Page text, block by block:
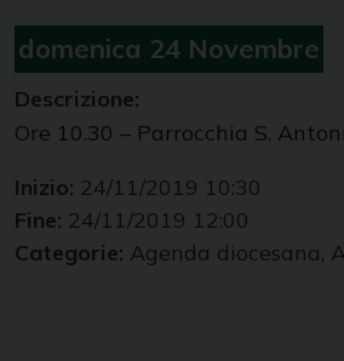
domenica 24 Novembre
Descrizione:
Ore 10.30 – Parrocchia S.
Inizio: 24/11/2019 10:30
Fine: 24/11/2019 12:00
Categorie: Agenda diocesana,